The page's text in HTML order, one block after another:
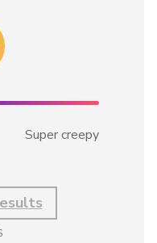
Super creepy